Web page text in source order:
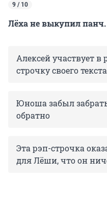
9 / 10
Лёха не выкупил панч.
Алексей участвует в
строчку своего текста
Юноша забыл
обратно
Эта рэп-строчка
для Лёши, что он